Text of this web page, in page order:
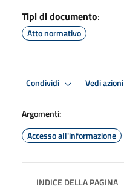
Tipi di documento:
Atto normativo
Condividi Vedi azioni
Argomenti:
Accesso all'informazione
INDICE DELLA PAGINA